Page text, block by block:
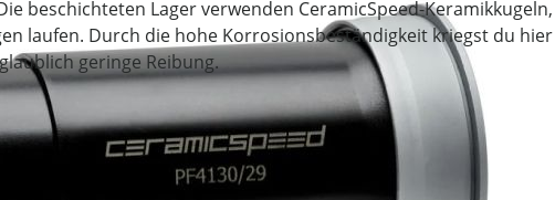
beschichteten Lager verwenden CeramicSpeed-Keramikkugeln,
laufen. Durch die hohe Korrosionsbeständigkeit kriegst du hier
geringe Reibung.